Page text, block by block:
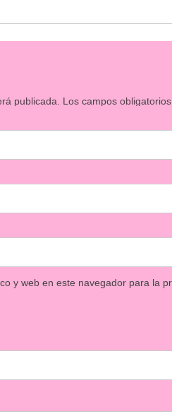
publicada. Los campos
y web en este navegador para la